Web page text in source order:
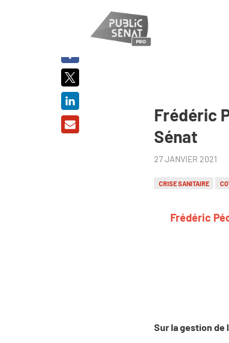
Frédéric
Sénat
27 JANVIER 2021
CRISE SANITAIRE
Frédéric
Sur la gestion de